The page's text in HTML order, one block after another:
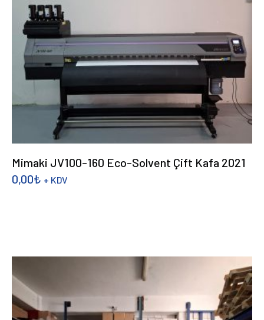
Mimaki JV100-160 Eco-Solvent Çift Kafa 2021
0,00₺ + KDV